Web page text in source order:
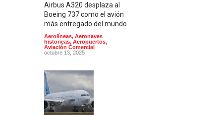
Airbus A320 desplaza al
Boeing 737 como el avión
más entregado del mundo
Aerolíneas, Aeronaves
historicas, Aeropuertos,
Aviación Comercial
octubre 13, 2025